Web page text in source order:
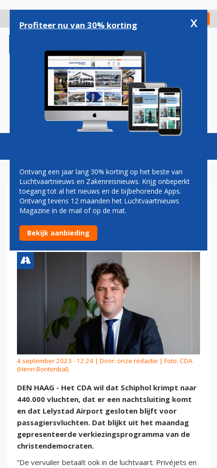
gaan
Check in
Magazine Podcasts Vacatures
OOK CDA WIL
NACHTSLUITING EN KRIMP
SCHIPHOL
4 september 2023 - 12:24 | Door: onze redactie | Foto: CDA
(Henri Bontenbal)
DEN HAAG - Het CDA wil dat Schiphol krimpt naar
440.000 vluchten, dat er een nachtsluiting komt
en dat Lelystad Airport gesloten blijft voor
passagiersvluchten. Dat blijkt uit het maandag
gepresenteerde verkiezingsprogramma van de
christendemocraten.
“De vervuiler betaalt ook in de luchtvaart. Privéjets en
Profiteer nu van 30% korting x
Ontvang een jaar lang 30% korting op het beste van
Luchtvaartnieuws en Zakenreisnieuws. Krijg onbeperkt
toegang tot al het nieuws en de bijbehorende Apps.
Ontvang tevens 12 maanden het Luchtvaartnieuws
Magazine in de mail of op de mat.
Bekijk aanbieding